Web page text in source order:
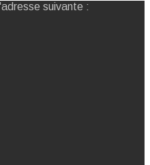
suivante :